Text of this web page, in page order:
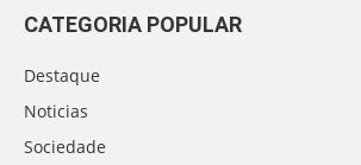
CATEGORIA POPULAR
Destaque
Noticias
Sociedade